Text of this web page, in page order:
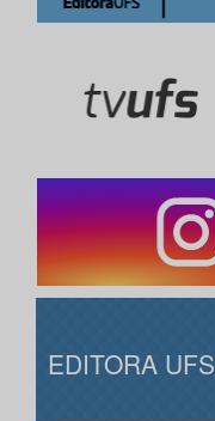
EDITORA UFS